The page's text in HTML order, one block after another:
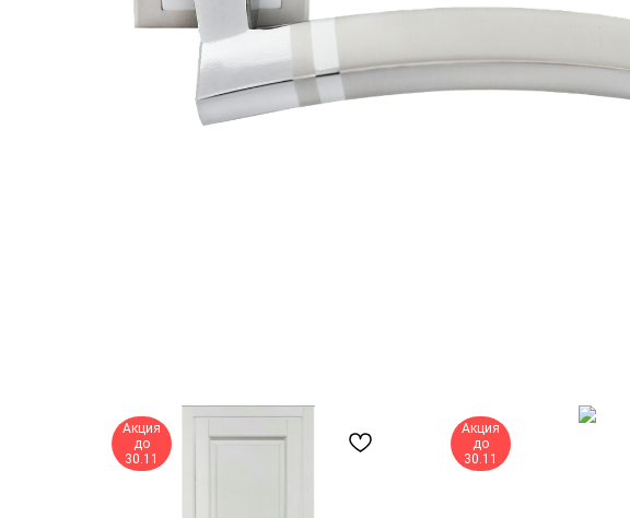
Акция
до
30.11
Акция
до
30.11